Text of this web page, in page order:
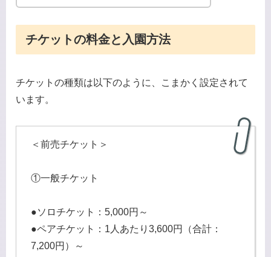
チケットの料金と入園方法
チケットの種類は以下のように、こまかく設定されて
います。
＜前売チケット＞
①一般チケット
●ソロチケット：5,000円～
●ペアチケット：1人あたり3,600円（合計：
7,200円）～